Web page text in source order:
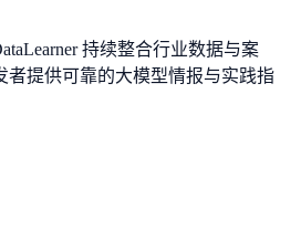
持续整合行业数据与案
者提供可靠的大模型情报与实践指